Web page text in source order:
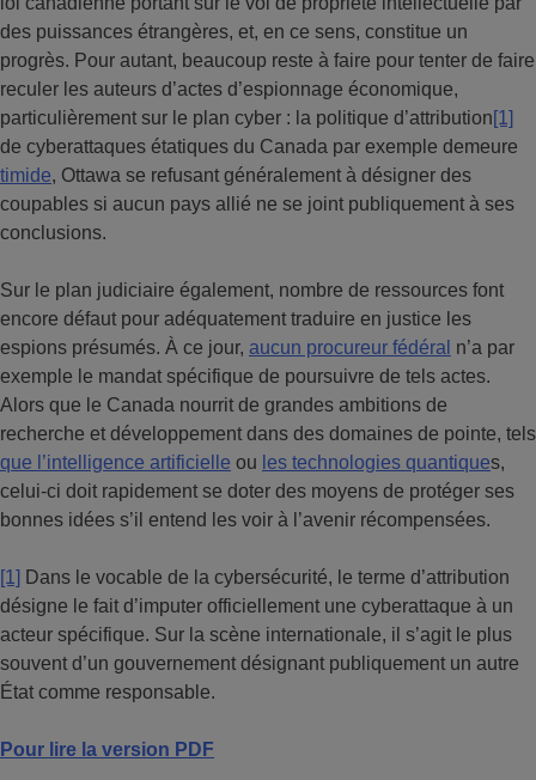
des puissances étrangères, et, en ce sens, constitue un
progrès. Pour autant, beaucoup reste à faire pour tenter de faire
reculer les auteurs d’actes d’espionnage économique,
particulièrement sur le plan cyber : la politique d’attribution [1]
de cyberattaques étatiques du Canada par exemple demeure
timide, Ottawa se refusant généralement à désigner des
coupables si aucun pays allié ne se joint publiquement à ses
conclusions.
Sur le plan judiciaire également, nombre de ressources font
encore défaut pour adéquatement traduire en justice les
espions présumés. À ce jour, aucun procureur fédéral n’a par
exemple le mandat spécifique de poursuivre de tels actes.
Alors que le Canada nourrit de grandes ambitions de
recherche et développement dans des domaines de pointe, tels
que l’intelligence artificielle ou les technologies quantiques,
celui-ci doit rapidement se doter des moyens de protéger ses
bonnes idées s’il entend les voir à l’avenir récompensées.
[1]
Dans le vocable de la cybersécurité, le terme d’attribution
désigne le fait d’imputer officiellement une cyberattaque à un
acteur spécifique. Sur la scène internationale, il s’agit le plus
souvent d’un gouvernement désignant publiquement un autre
État comme responsable.
Pour lire la version PDF